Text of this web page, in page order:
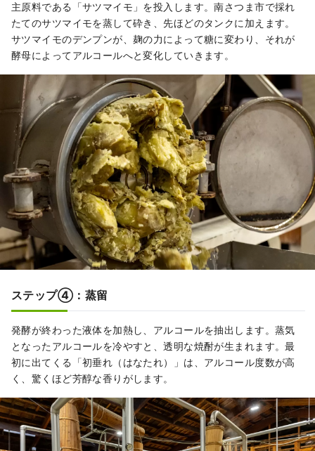
主原料である「サツマイモ」を投入します。南さつま市で採れ
たてのサツマイモを蒸して砕き、先ほどのタンクに加えます。
サツマイモのデンプンが、麹の力によって糖に変わり、それが
酵母によってアルコールへと変化していきます。
ステップ④：蒸留
発酵が終わった液体を加熱し、アルコールを抽出します。蒸気
となったアルコールを冷やすと、透明な焼酎が生まれます。最
初に出てくる「初垂れ（はなたれ）」は、アルコール度数が高
く、驚くほど芳醇な香りがします。